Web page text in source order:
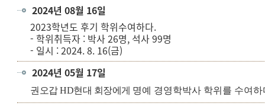
2024년 08월 16일
2023학년도 후기 학위수여하다.
- 학위취득자 : 박사 26명, 석사 99명
- 일시 : 2024. 8. 16(금)
2024년 05월 17일
권오갑 HD현대 회장에게 명예 경영학박사 학위를 수여하